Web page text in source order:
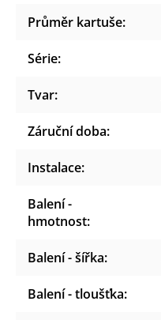
Průměr kartuše:
Série:
Tvar:
Záruční doba:
Instalace:
Balení -
hmotnost:
Balení - šířka:
Balení - tloušťka: